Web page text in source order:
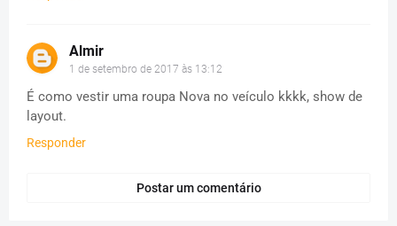
Almir
1 de setembro de 2017 às 13:12
É como vestir uma roupa Nova no veículo kkkk, show de
layout.
Responder
Postar um comentário